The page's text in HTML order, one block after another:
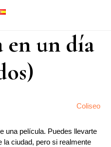
en un día
una película. Puedes llevarte
la ciudad, pero si realmente